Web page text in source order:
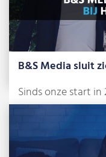
B&S Media sluit
Sinds onze start
aan ons bureau.